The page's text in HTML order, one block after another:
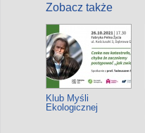
Zobacz także
Klub Myśli
Ekologicznej